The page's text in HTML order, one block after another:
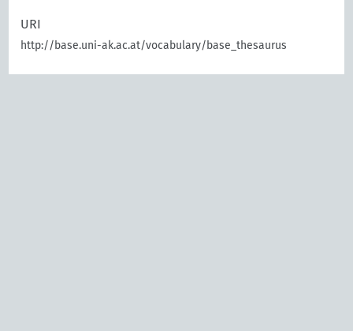
URI
http://base.uni-ak.ac.at/vocabulary/base_thesaurus